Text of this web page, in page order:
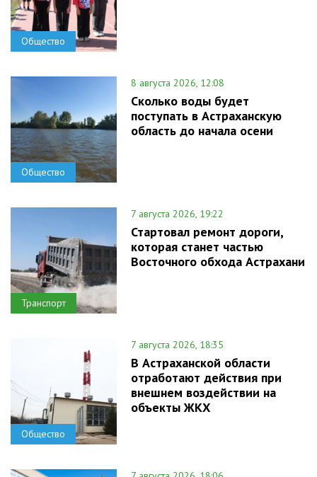
Общество
Общество
8 августа 2026, 12:08
Сколько воды будет
поступать в Астраханскую
область до начала осени
Транспорт
7 августа 2026, 19:22
Стартовал ремонт дороги,
которая станет частью
Восточного обхода Астрахани
Общество
7 августа 2026, 18:35
В Астраханской области
отработают действия при
внешнем воздействии на
объекты ЖКХ